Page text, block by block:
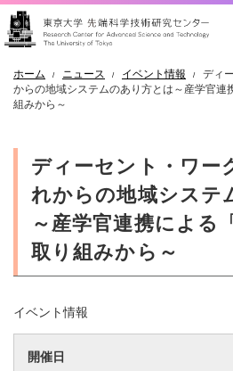
ホーム ニュース イベント情報
ディ
からの地域システムのあり方とは～産学官連
組みから～
ディーセント・ワー
れからの地域システ
～産学官連携による
取り組みから～
イベント情報
開催日